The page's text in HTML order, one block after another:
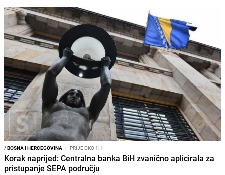
/BOSNA I HERCEGOVINA I PRIJE OKO 1H
Korak naprijed: Centralna banka BiH zvanično aplicirala za
pristupanje SEPA području